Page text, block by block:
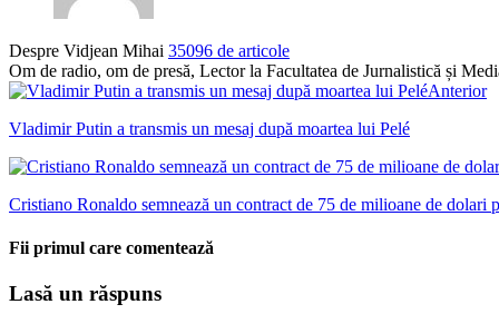
Despre Vidjean Mihai 35096 de articole
Om de radio, om de presă, Lector la Facultatea de Jurnalistică și
Anterior
Vladimir Putin a transmis un mesaj după moartea lui Pelé
Cristiano Ronaldo semnează un contract de 75 de milioane de dolari
Fii primul care comentează
Lasă un răspuns